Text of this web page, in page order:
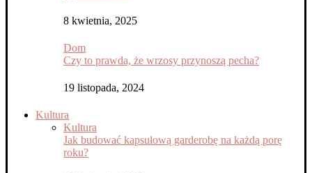
8 kwietnia, 2025
Dom
Czy to prawda, że wrzosy przynoszą pecha?
19 listopada, 2024
Kultura
Kultura
Jak budować kapsułową garderobę na każdą porę
roku?